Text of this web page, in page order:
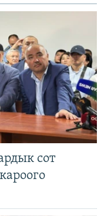
сот